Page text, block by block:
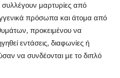
συλλέγουν μαρτυρίες από
πρόσωπα και άτομα από
προκειμένου να
εντάσεις, διαφωνίες ή
να συνδέονται με το διπλό